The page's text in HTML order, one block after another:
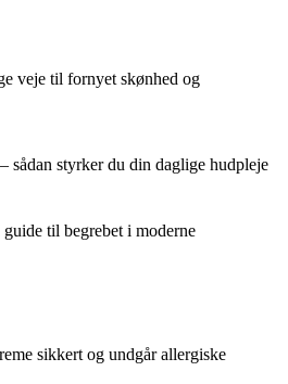
veje til fornyet skønhed og
sådan styrker du din daglige hudpleje
til begrebet i moderne
sikkert og undgår allergiske